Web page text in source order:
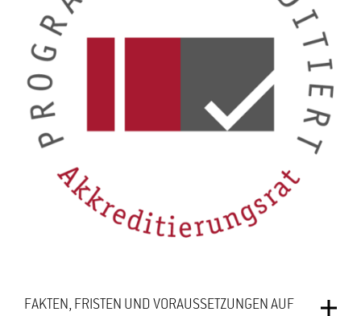
FAKTEN, FRISTEN UND VORAUSSETZUNGEN AUF